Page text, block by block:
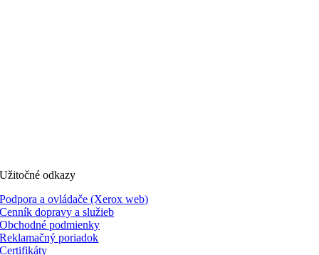
Užitočné odkazy
Podpora a ovládače (Xerox web)
Cenník dopravy a služieb
Obchodné podmienky
Reklamačný poriadok
Certifikáty